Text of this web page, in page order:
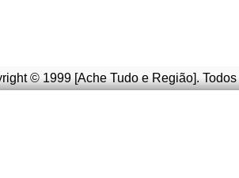
© 1999 [Ache Tudo e Região].